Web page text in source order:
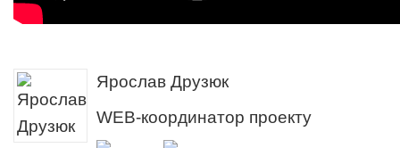
Ярослав Друзюк
WEB-координатор проекту